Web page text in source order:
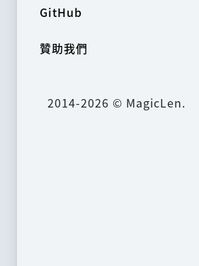
GitHub
贊助我們
2014-2026 © MagicLen.